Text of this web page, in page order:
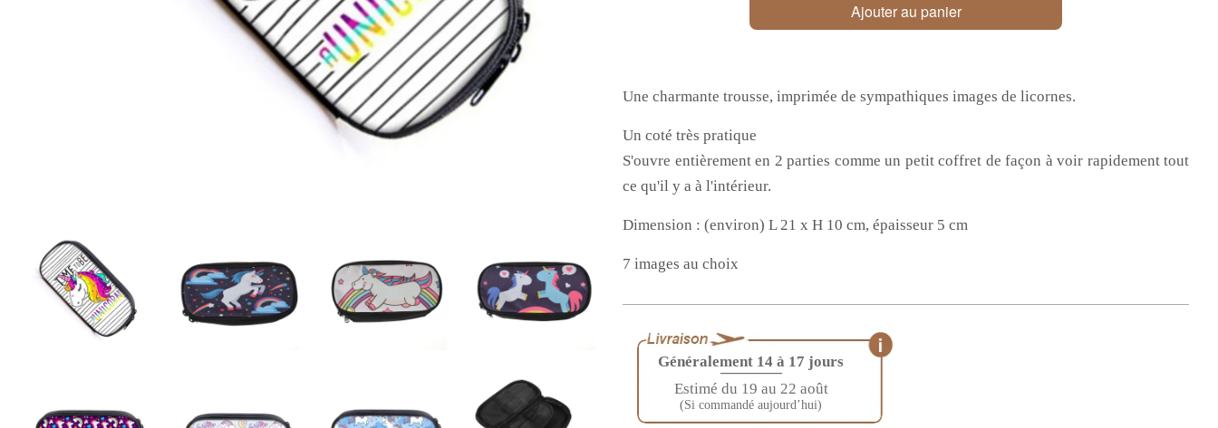
Ajouter au panier
Une charmante trousse, imprimée de sympathiques images de licornes.
Un coté très pratique
S'ouvre entièrement en 2 parties comme un petit coffret de façon à voir rapidement tout
ce qu'il y a à l'intérieur.
Dimension : (environ) L 21 x H 10 cm, épaisseur 5 cm
7 images au choix
Généralement 14 à 17 jours
————
Estimé du 19 au 22 août
(Si commandé aujourd’hui)